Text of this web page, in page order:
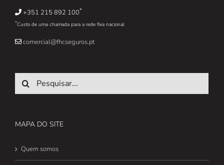
+351 215 892 100*
*Custo de uma chamada para a rede fixa nacional
comercial@fhcseguros.pt
Pesquisar
MAPA DO SITE
Quem somos